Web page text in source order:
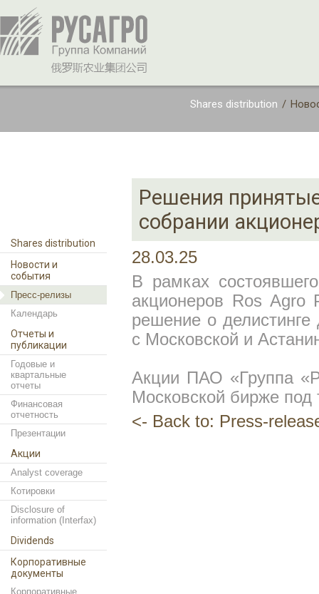
Shares distribution /
Shares distribution
Новости и
события
Пресс-релизы
Календарь
Отчеты и
публикации
Годовые и
квартальные
отчеты
Финансовая
отчетность
Презентации
Акции
Analyst coverage
Котировки
Disclosure of
information (Interfax)
Dividends
Корпоративные
документы
Корпоративные
Решения
собрании
28.03.25
В рамках
акционеров Ros Agro
решение о делистинге
c Московской и
Акции ПАО «Группа
Московской бирже
<- Back to: Press-